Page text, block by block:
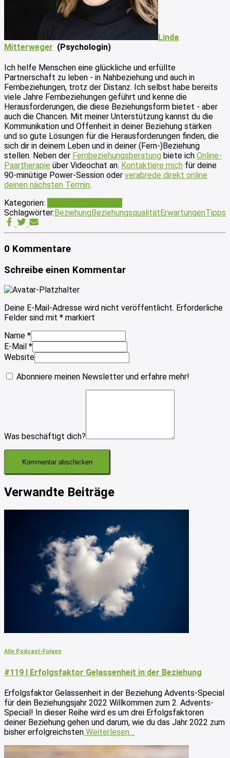
Linda
Mitterweger (Psychologin)
Ich helfe Menschen eine glückliche und erfüllte
Partnerschaft zu leben - in Nahbeziehung und auch in
Fernbeziehungen, trotz der Distanz. Ich selbst habe bereits
viele Jahre Fernbeziehungen geführt und kenne die
Herausforderungen, die diese Beziehungsform bietet - aber
auch die Chancen. Mit meiner Unterstützung kannst du die
Kommunikation und Offenheit in deiner Beziehung stärken
und so gute Lösungen für die Herausforderungen finden, die
sich dir in deinem Leben und in deiner (Fern-)Beziehung
stellen. Neben der Fernbeziehungsberatung biete ich Online-
Paartherapie über Videochat an. Kontaktiere mich für deine
90-minütige Power-Session oder verabrede direkt online
deinen nächsten Termin.
Kategorien:
Schlagwörter: BeziehungBeziehungsqualität ErwartungenTipps
0 Kommentare
Schreibe einen Kommentar
Deine E-Mail-Adresse wird nicht veröffentlicht. Erforderliche
Felder sind mit * markiert
Name *
E-Mail *
Website
Abonniere meinen Newsletter und erfahre mehr!
Was beschäftigt dich?
Verwandte Beiträge
Alle Podcast-Folgen
#119 I Erfolgsfaktor Gelassenheit in der Beziehung
Erfolgsfaktor Gelassenheit in der Beziehung Advents-Special
für dein Beziehungsjahr 2022 Willkommen zum 2. Advents-
Special! In dieser Reihe wird es um drei Erfolgsfaktoren
deiner Beziehung gehen und darum, wie du das Jahr 2022 zum
bisher erfolgreichsten Weiterlesen…